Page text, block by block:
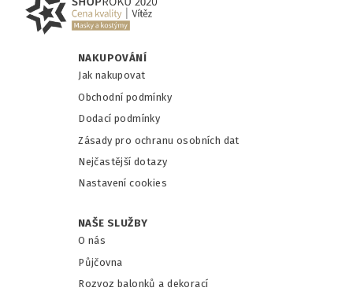
NAKUPOVÁNÍ
Jak nakupovat
Obchodní podmínky
Dodací podmínky
Zásady pro ochranu osobních dat
Nejčastější dotazy
Nastavení cookies
NAŠE SLUŽBY
O nás
Půjčovna
Rozvoz balonků a dekorací